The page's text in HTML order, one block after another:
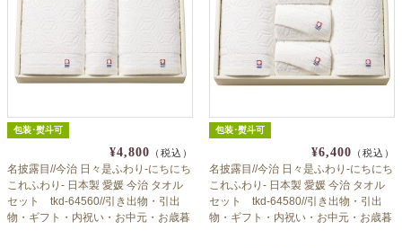
包装･熨斗可
¥4,800 （税込）
名披露目//今治 日々是ふわり-にちにち
これふわり- 日本製 愛媛 今治 タオル
セット tkd-64560//引き出物・引出
物・ギフト・内祝い・お中元・お歳暮
包装･熨斗可
¥6,400 （税込）
名披露目//今治 日々是ふわり-にちにち
これふわり- 日本製 愛媛 今治 タオル
セット tkd-64580//引き出物・引出
物・ギフト・内祝い・お中元・お歳暮